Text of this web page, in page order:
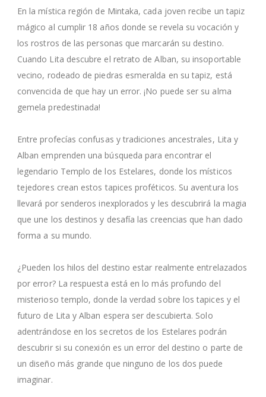
En la mística región de Mintaka, cada joven recibe un tapiz
mágico al cumplir 18 años donde se revela su vocación y
los rostros de las personas que marcarán su destino.
Cuando Lita descubre el retrato de Alban, su insoportable
vecino, rodeado de piedras esmeralda en su tapiz, está
convencida de que hay un error. ¡No puede ser su alma
gemela predestinada!
Entre profecías confusas y tradiciones ancestrales, Lita y
Alban emprenden una búsqueda para encontrar el
legendario Templo de los Estelares, donde los místicos
tejedores crean estos tapices proféticos. Su aventura los
llevará por senderos inexplorados y les descubrirá la magia
que une los destinos y desafía las creencias que han dado
forma a su mundo.
¿Pueden los hilos del destino estar realmente entrelazados
por error? La respuesta está en lo más profundo del
misterioso templo, donde la verdad sobre los tapices y el
futuro de Lita y Alban espera ser descubierta. Solo
adentrándose en los secretos de los Estelares podrán
descubrir si su conexión es un error del destino o parte de
un diseño más grande que ninguno de los dos puede
imaginar.